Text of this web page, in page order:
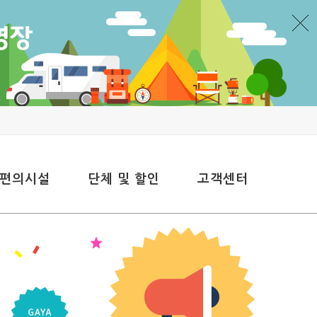
의시설 단체 및 할인 고객센터